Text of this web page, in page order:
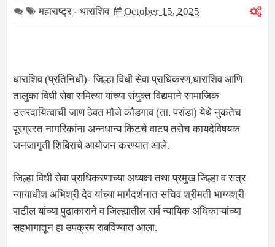
महाराष्ट्र - धाराशिव October 15, 2025
धाराशिव (प्रतिनिधी)- जिल्हा विधी सेवा प्राधिकरण,धाराशिव आणि
तालुका विधी सेवा समित्या यांच्या संयुक्त विद्यमाने सामाजिक
उत्तरदायित्वाची जाण ठेवत मौजे कौडगाव (ता. परांडा) येथे नुकतेच
पूरग्रस्त नागरिकांना अन्नधान्य किटचे वाटप तसेच कायदेविषयक
जनजागृती शिबिराचे आयोजन करण्यात आले.
जिल्हा विधी सेवा प्राधिकरणाच्या अध्यक्षा तथा प्रमुख जिल्हा व सत्र
न्यायाधीश अभिश्री देव यांच्या मार्गदर्शनात सचिव श्रीमती भाग्यश्री
पाटील यांच्या पुढाकाराने व जिल्ह्यातील सर्व न्यायिक अधिकाऱ्यांच्या
सहभागातून हा उपक्रम राबविण्यात आला.